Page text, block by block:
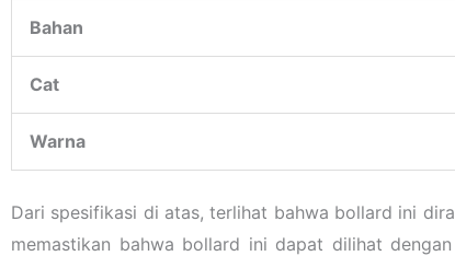
Bahan
Cat
Warna
Dari spesifikasi di atas, terlihat bahwa bollard ini
memastikan bahwa bollard ini dapat dilihat